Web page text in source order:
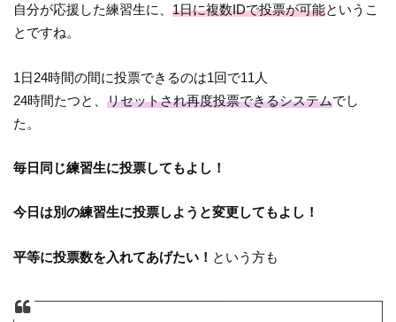
自分が応援した練習生に、1日に複数IDで投票が可能というこ
とですね。
1日24時間の間に投票できるのは1回で11人
24時間たつと、リセットされ再度投票できるシステムでし
た。
毎日同じ練習生に投票してもよし！
今日は別の練習生に投票しようと変更してもよし！
平等に投票数を入れてあげたい！ という方も